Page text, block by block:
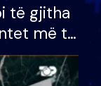
të gjitha
më të
Do më